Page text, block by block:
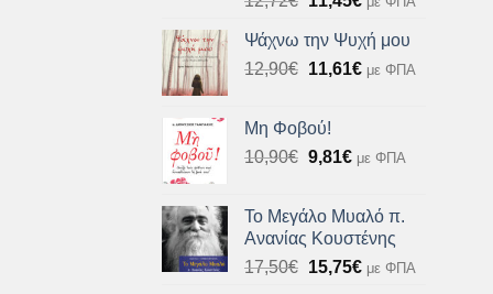
was:
12,72€.
τιμή
είναι:
Ψάχνω την Ψυχή μου
12,90€ Original
12,90€.
11,61€Η
11,61€.
με ΦΠΑ
Μη Φοβού!
10,90€ Original
10,90€.
9,81€Η
είναι:
9,81€.
με ΦΠΑ
Το Μεγάλο Μυαλό π.
Ανανίας Κουστένης
17,50€ Original
15,75€Ημε ΦΠΑ